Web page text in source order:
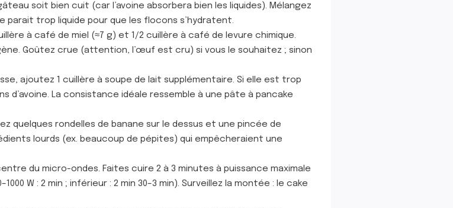
soit bien cuit (car l’avoine absorbera bien les liquides). Mélangez
parait trop liquide pour que les flocons s’hydratent.
à café de miel (≈7 g) et 1/2 cuillère à café de levure chimique.
Goûtez crue (attention, l’œuf est cru) si vous le souhaitez ; sinon
ajoutez 1 cuillère à soupe de lait supplémentaire. Si elle est trop
d’avoine. La consistance idéale ressemble à une pâte à pancake
quelques rondelles de banane sur le dessus et une pincée de
lourds (ex. beaucoup de pépites) qui empêcheraient une
du micro-ondes. Faites cuire 2 à 3 minutes à puissance maximale
W : 2 min ; inférieur : 2 min 30–3 min). Surveillez la montée : le cake